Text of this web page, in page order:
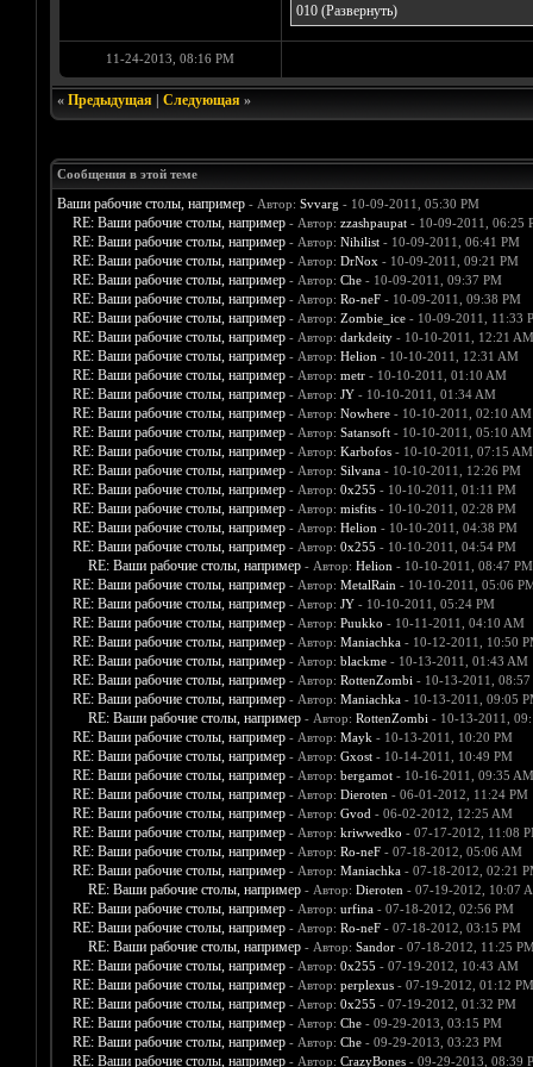
010 (Развернуть)
11-24-2013, 08:16 PM
« Предыдущая| Следующая»
Сообщения в этой теме
Ваши рабочие столы, например - Автор: Svvarg - 10-09-2011, 05:30 PM
RE: Ваши рабочие столы, например - Автор: zzashpaupat- 10-09-2011, 06:25
RE: Ваши рабочие столы, например - Автор: Nihilist- 10-09-2011, 06:41 PM
RE: Ваши рабочие столы, например - Автор: DrNox - 10-09-2011, 09:21 PM
RE: Ваши рабочие столы, например - Автор: Che- 10-09-2011, 09:37 PM
RE: Ваши рабочие столы, например - Автор: Ro-neF- 10-09-2011, 09:38 PM
RE: Ваши рабочие столы, например - Автор: Zombie_ice- 10-09-2011, 11:33
RE: Ваши рабочие столы, например - Автор: darkdeity- 10-10-2011, 12:21 AM
RE: Ваши рабочие столы, например - Автор: Helion - 10-10-2011, 12:31 AM
RE: Ваши рабочие столы, например - Автор: metr- 10-10-2011, 01:10 AM
RE: Ваши рабочие столы, например - Автор: JY- 10-10-2011, 01:34 AM
RE: Ваши рабочие столы, например - Автор: Nowhere- 10-10-2011, 02:10 AM
RE: Ваши рабочие столы, например - Автор: Satansoft- 10-10-2011, 05:10 AM
RE: Ваши рабочие столы, например - Автор: Karbofos- 10-10-2011, 07:15 AM
RE: Ваши рабочие столы, например - Автор: Silvana- 10-10-2011, 12:26 PM
RE: Ваши рабочие столы, например - Автор: 0х255 - 10-10-2011, 01:11 PM
RE: Ваши рабочие столы, например - Автор: misfits- 10-10-2011, 02:28 PM
RE: Ваши рабочие столы, например - Автор: Helion - 10-10-2011, 04:38 PM
RE: Ваши рабочие столы, например - Автор: 0х255 - 10-10-2011, 04:54 PM
RE: Ваши рабочие столы, например - Автор: Helion - 10-10-2011, 08:47 PM
RE: Ваши рабочие столы, например - Автор: MetalRain - 10-10-2011, 05:06
RE: Ваши рабочие столы, например - Автор: JY- 10-10-2011, 05:24 PM
RE: Ваши рабочие столы, например - Автор: Puukko - 10-11-2011, 04:10 AM
RE: Ваши рабочие столы, например - Автор: Maniachka- 10-12-2011, 10:50
RE: Ваши рабочие столы, например - Автор: blackme- 10-13-2011, 01:43 AM
RE: Ваши рабочие столы, например - Автор: RottenZombi - 10-13-2011, 08:57
RE: Ваши рабочие столы, например - Автор: Maniachka- 10-13-2011, 09:05
RE: Ваши рабочие столы, например - Автор: RottenZombi - 10-13-2011,
RE: Ваши рабочие столы, например - Автор: Mayk - 10-13-2011, 10:20 PM
RE: Ваши рабочие столы, например - Автор: Gxost- 10-14-2011, 10:49 PM
RE: Ваши рабочие столы, например - Автор: bergamot- 10-16-2011, 09:35 AM
RE: Ваши рабочие столы, например - Автор: Dieroten - 06-01-2012, 11:24 PM
RE: Ваши рабочие столы, например - Автор: Gvod - 06-02-2012, 12:25 AM
RE: Ваши рабочие столы, например - Автор: kriwwedko - 07-17-2012, 11:08
RE: Ваши рабочие столы, например - Автор: Ro-neF- 07-18-2012, 05:06 AM
RE: Ваши рабочие столы, например - Автор: Maniachka- 07-18-2012, 02:21
RE: Ваши рабочие столы, например - Автор: Dieroten - 07-19-2012, 10:07
RE: Ваши рабочие столы, например - Автор: urfina- 07-18-2012, 02:56 PM
RE: Ваши рабочие столы, например - Автор: Ro-neF- 07-18-2012, 03:15 PM
RE: Ваши рабочие столы, например - Автор: Sandor- 07-18-2012, 11:25
RE: Ваши рабочие столы, например - Автор: 0х255 - 07-19-2012, 10:43 AM
RE: Ваши рабочие столы, например - Автор: perplexus- 07-19-2012, 01:12 PM
RE: Ваши рабочие столы, например - Автор: 0х255 - 07-19-2012, 01:32 PM
RE: Ваши рабочие столы, например - Автор: Che- 09-29-2013, 03:15 PM
RE: Ваши рабочие столы, например - Автор: Che- 09-29-2013, 03:23 PM
RE: Ваши рабочие столы, например - Автор: CrazyBones- 09-29-2013, 08:39